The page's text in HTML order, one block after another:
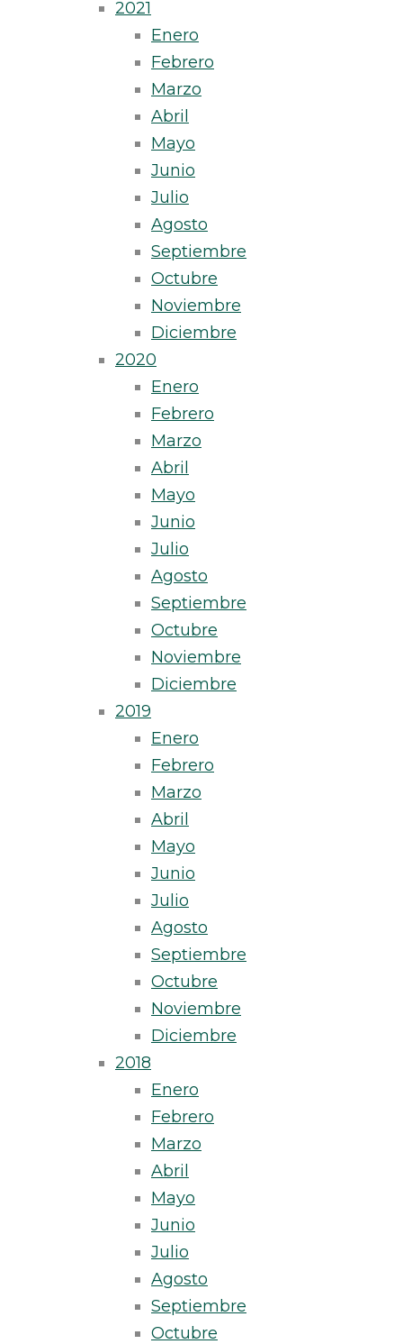
2021
Enero
Febrero
Marzo
Abril
Mayo
Junio
Julio
Agosto
Septiembre
Octubre
Noviembre
Diciembre
2020
Enero
Febrero
Marzo
Abril
Mayo
Junio
Julio
Agosto
Septiembre
Octubre
Noviembre
Diciembre
2019
Enero
Febrero
Marzo
Abril
Mayo
Junio
Julio
Agosto
Septiembre
Octubre
Noviembre
Diciembre
2018
Enero
Febrero
Marzo
Abril
Mayo
Junio
Julio
Agosto
Septiembre
Octubre